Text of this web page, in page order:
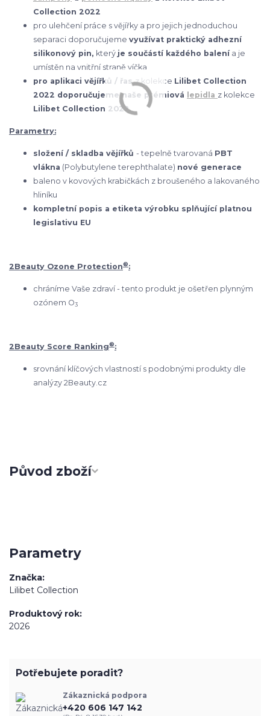
Collection 2022
pro ulehčení práce s vějířky a pro jejich jednoduchou
separaci doporučujeme využívat praktický adhezní
silikonový pin, který je součástí každého balenía je
umístěn na vnitřní straně víčka
pro aplikaci vějířků / řasz kolekce Lilibet Collection
2022 doporučujeme naše prémiová lepidla z kolekce
Lilibet Collection 2022
Parametry:
složení / skladba vějířků - tepelně tvarovaná PBT
vlákna (Polybutylene terephthalate) nové generace
baleno v kovových krabičkách z broušeného a lakovaného
hliníku
kompletní popis a etiketa výrobku splňující platnou
legislativu EU
2Beauty Ozone Protection®:
chráníme Vaše zdraví - tento produkt je ošetřen plynným
ozónem O3
2Beauty Score Ranking®:
srovnání klíčových vlastností s podobnými produkty dle
analýzy 2Beauty.cz
Původ zboží
Parametry
Značka
Lilibet Collection
Produktový rok
2026
Potřebujete poradit?
Zákaznická podpora
+420 606 147 142